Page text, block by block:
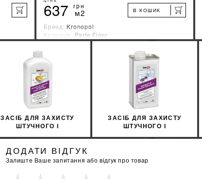
637 грн
м2 В КОШИК
Бренд: Kronopol
Колекція: Parfe Floor
Країна-виробник:Швейцария
ДІЗНАЙТИСЯ ЗНИЖКУ
ЗАСІБ ДЛЯ ЗАХИСТУ
ШТУЧНОГО І
ЗАСІБ ДЛЯ ЗАХИСТУ
ШТУЧНОГО І
ДОДАТИ ВІДГУК
Залиште Ваше запитання або відгук про товар